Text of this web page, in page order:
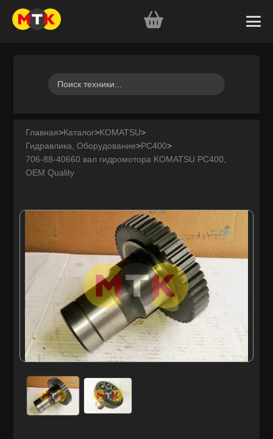
Главная>Каталог>KOMATSU>
Гидравлика, Оборудование>PC400>
706-88-40660 вал гидромотора KOMATSU PC400,
OEM Quality